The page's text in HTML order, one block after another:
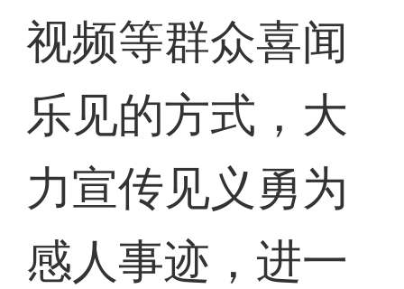
视频等群众喜闻
乐见的方式，大
力宣传见义勇为
感人事迹，进一